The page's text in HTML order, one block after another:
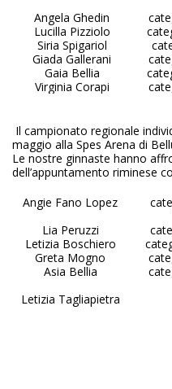
Angela Ghedin
Lucilla Pizziolo
Siria Spigariol
Giada Gallerani
Gaia Bellia
Virginia Corapi
Il campionato regionale
maggio alla Spes Arena di
Le nostre ginnaste hanno
dell’appuntamento riminese
Angie Fano Lopez
Lia Peruzzi
Letizia Boschiero
Greta Mogno
Asia Bellia
Letizia Tagliapietra